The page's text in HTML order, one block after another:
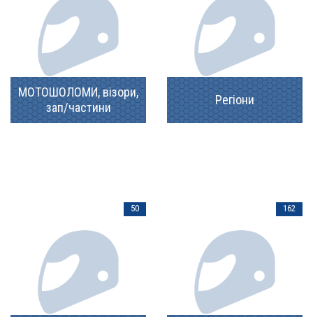
МОТОШОЛОМИ, візори,
зап/частини
Регіони
50 162